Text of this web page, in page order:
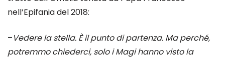
nell’Epifania del 2018:
–Vedere la stella. È il punto di partenza. Ma perché,
potremmo chiederci, solo i Magi hanno visto la